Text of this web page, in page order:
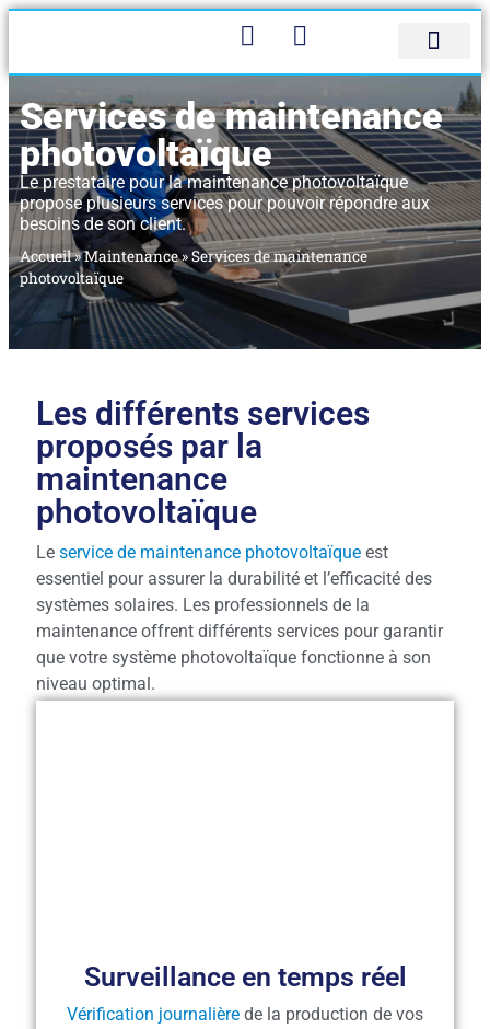
Panneau de gestion des cookies
Services de maintenance
photovoltaïque
Le prestataire pour la maintenance photovoltaïque
propose plusieurs services pour pouvoir répondre aux
besoins de son client.
Accueil»Maintenance»Services de maintenance
photovoltaïque
Les différents services
proposés par la
maintenance
photovoltaïque
Le service de maintenance photovoltaïque est
essentiel pour assurer la durabilité et l’efficacité des
systèmes solaires. Les professionnels de la
maintenance offrent différents services pour garantir
que votre système photovoltaïque fonctionne à son
niveau optimal.
Surveillance en temps réel
Vérification journalière de la production de vos